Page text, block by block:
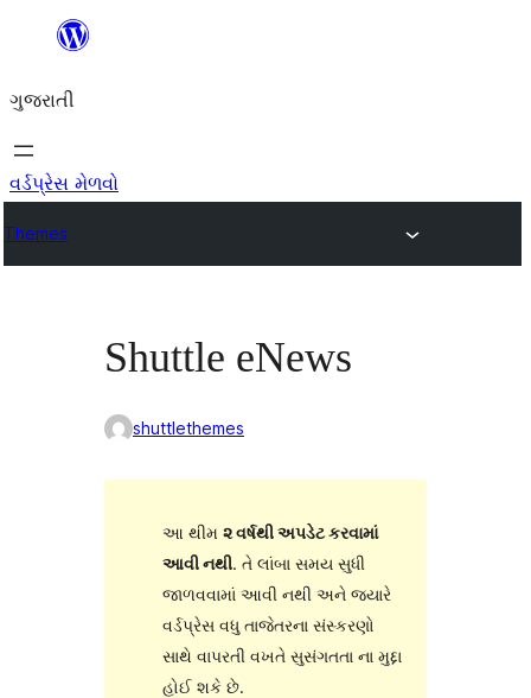
કંટેન્ટ(લખાણ)
જાઓ
ગુજરાતી
વર્ડપ્રેસ મેળવો
Themes
Shuttle eNews
shuttlethemes
આ થીમ ૨ વર્ષથી અપડેટ કરવામાં
આવી નથી. તે લાંબા સમય સુધી
જાળવવામાં આવી નથી અને જ્યારે
વર્ડપ્રેસ વધુ તાજેતરના સંસ્કરણો
સાથે વાપરતી વખતે સુસંગતતા ના મુદ્દા
હોઈ શકે છે.